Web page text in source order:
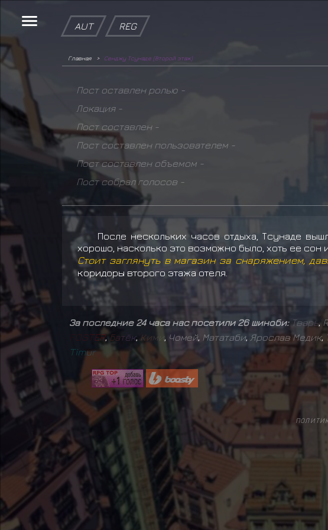
AUT REG
Главная Сенджу Тсунаде (Второй этаж)
Пост оставлен ролью -
Локация -
Пост составлен -
Пост составлен пользователем -
Пост составлен объемом -
Пост собрал голосов -
После нескольких часов отдыха, Тсунаде
хорошо, насколько это возможно было, хоть ее сон
Стоит заглянуть в магазин за снаряжением,
коридоры второго этажа отеля.
За последние 24 часа нас посетили 26 шиноби: Тварь,
O STER,Батёк, Ким и Чомей, Мататаби, Ярослав Медик,
Timur